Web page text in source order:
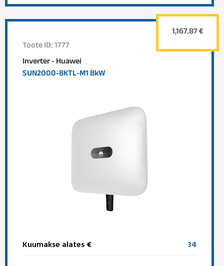
Toote ID: 1777
Inverter - Huawei
SUN2000-8KTL-M1 8kW
Kuumakse alates € 34
1,167.87 €